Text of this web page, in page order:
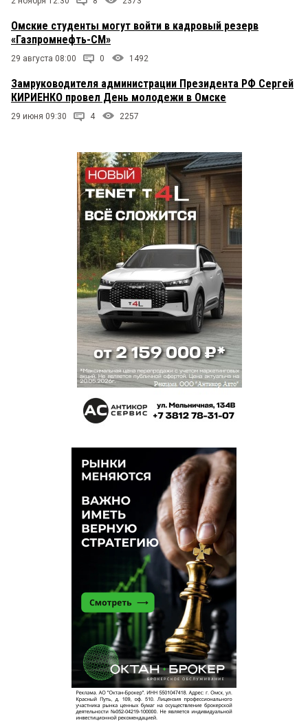
Омские студенты могут войти в кадровый резерв
«Газпромнефть-СМ»
29 августа 08:00 0 1492
Замруководителя администрации Президента РФ Сергей
КИРИЕНКО провел День молодежи в Омске
29 июня 09:30 4 2257